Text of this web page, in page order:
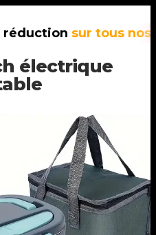
sur tous nos
électrique